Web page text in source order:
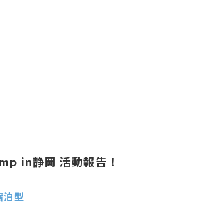
in静岡 活動報告！
泊型